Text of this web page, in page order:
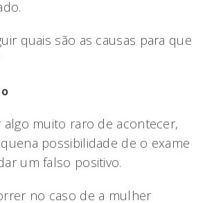
quais são as causas para que
algo muito raro de acontecer,
possibilidade de o exame
um falso positivo.
no caso de a mulher